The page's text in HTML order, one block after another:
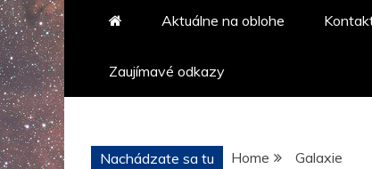
Aktuálne na oblohe
Zaujímavé odkazy
Nachádzate sa tu Home Galaxie